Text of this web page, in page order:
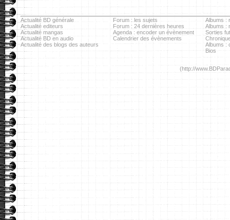
Actualité BD générale
Actualité editeurs
Actualité mangas
Actualité BD en audio
Actualité des blogs des auteurs
Forum : les sujets
Forum : 24 dernières heures
Agenda : encoder un évènement
Calendrier des évènements
Albums :
Albums :
Sorties
Albums :
Bios
(http://